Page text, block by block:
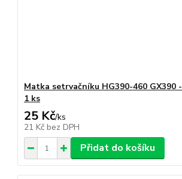
Matka setrvačníku HG390-460 GX390 -
1 ks
25 Kč/ks
21 Kč bez DPH
Přidat do košíku